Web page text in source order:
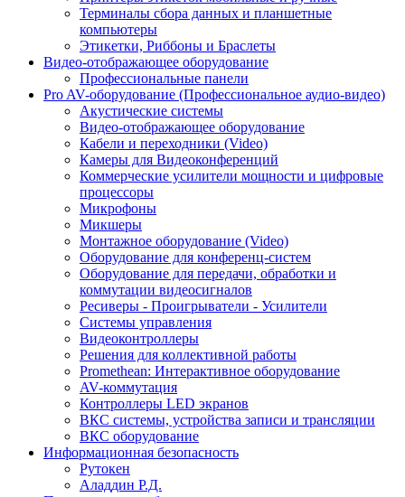
Терминалы сбора данных и планшетные
компьютеры
Этикетки, Риббоны и Браслеты
Видео-отображающее оборудование
Профессиональные панели
Pro AV-оборудование (Профессиональное аудио-видео)
Акустические системы
Видео-отображающее оборудование
Кабели и переходники (Video)
Камеры для Видеоконференций
Коммерческие усилители мощности и цифровые
процессоры
Микрофоны
Микшеры
Монтажное оборудование (Video)
Оборудование для конференц-систем
Оборудование для передачи, обработки и
коммутации видеосигналов
Ресиверы - Проигрыватели - Усилители
Системы управления
Видеоконтроллеры
Решения для коллективной работы
Promethean: Интерактивное оборудование
AV-коммутация
Контроллеры LED экранов
ВКС системы, устройства записи и трансляции
ВКС оборудование
Информационная безопасность
Рутокен
Аладдин Р.Д.